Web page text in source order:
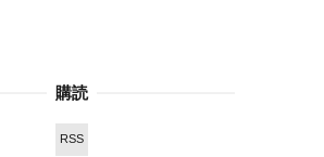
購読
RSS